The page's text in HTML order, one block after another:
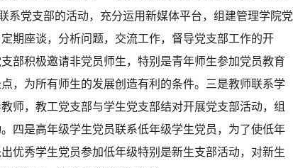
党支部的活动，充分运用新媒体平台，组建管理学院党
期座谈，分析问题，交流工作，督导党支部工作的开
部积极邀请非党员师生，特别是青年师生参加党员教育
，为所有师生的发展创造有利的条件。三是教师联系学
师，教工党支部与学生党支部结对开展党支部活动，组
四是高年级学生党员联系低年级学生党员，为了使低年
优秀学生党员参加低年级特别是新生支部活动，对新生